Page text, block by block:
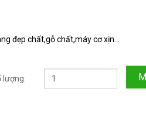
đẹp chất,gỗ chất,máy cơ xịn...
lượng: